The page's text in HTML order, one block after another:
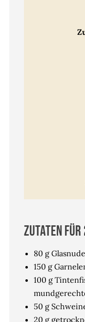
Zutaten für
80 g
150 g
100 g
50 g
20 g